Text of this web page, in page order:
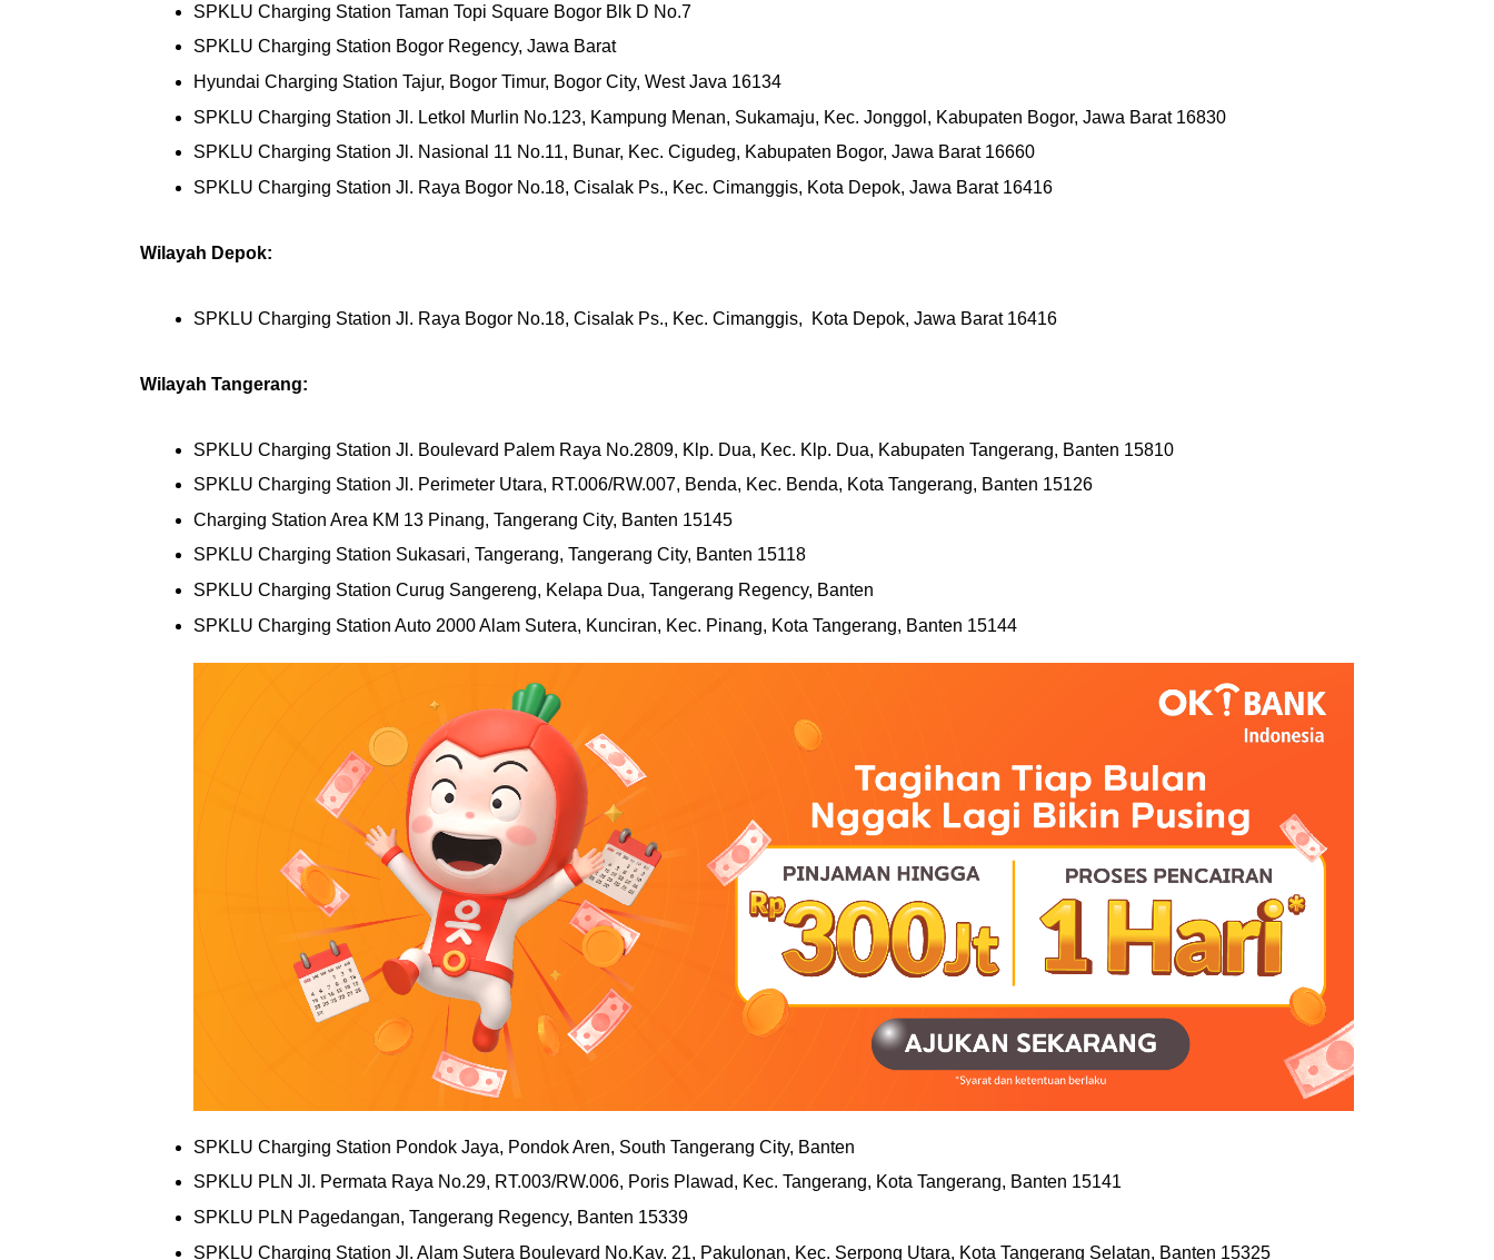
SPKLU Charging Station Taman Topi Square Bogor Blk D No.7
SPKLU Charging Station Bogor Regency, Jawa Barat
Hyundai Charging Station Tajur, Bogor Timur, Bogor City, West Java 16134
SPKLU Charging Station Jl. Letkol Murlin No.123, Kampung Menan, Sukamaju, Kec. Jonggol, Kabupaten Bogor, Jawa Barat 16830
SPKLU Charging Station Jl. Nasional 11 No.11, Bunar, Kec. Cigudeg, Kabupaten Bogor, Jawa Barat 16660
SPKLU Charging Station Jl. Raya Bogor No.18, Cisalak Ps., Kec. Cimanggis, Kota Depok, Jawa Barat 16416
Wilayah Depok:
SPKLU Charging Station Jl. Raya Bogor No.18, Cisalak Ps., Kec. Cimanggis,  Kota Depok, Jawa Barat 16416
Wilayah Tangerang:
SPKLU Charging Station Jl. Boulevard Palem Raya No.2809, Klp. Dua, Kec. Klp. Dua, Kabupaten Tangerang, Banten 15810
SPKLU Charging Station Jl. Perimeter Utara, RT.006/RW.007, Benda, Kec. Benda, Kota Tangerang, Banten 15126
Charging Station Area KM 13 Pinang, Tangerang City, Banten 15145
SPKLU Charging Station Sukasari, Tangerang, Tangerang City, Banten 15118
SPKLU Charging Station Curug Sangereng, Kelapa Dua, Tangerang Regency, Banten
SPKLU Charging Station Auto 2000 Alam Sutera, Kunciran, Kec. Pinang, Kota Tangerang, Banten 15144
SPKLU Charging Station Pondok Jaya, Pondok Aren, South Tangerang City, Banten
SPKLU PLN Jl. Permata Raya No.29, RT.003/RW.006, Poris Plawad, Kec. Tangerang, Kota Tangerang, Banten 15141
SPKLU PLN Pagedangan, Tangerang Regency, Banten 15339
SPKLU Charging Station Jl. Alam Sutera Boulevard No.Kav. 21, Pakulonan, Kec. Serpong Utara, Kota Tangerang Selatan, Banten 15325